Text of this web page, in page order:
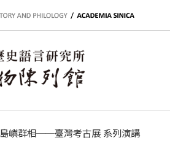
島嶼群相──臺灣考古展 系列演講